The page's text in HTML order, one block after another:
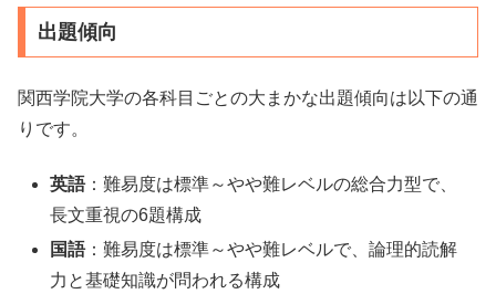
出題傾向
関西学院大学の各科目ごとの大まかな出題傾向は以下の通
りです。
英語：難易度は標準～やや難レベルの総合力型で、
長文重視の6題構成
国語：難易度は標準～やや難レベルで、論理的読解
力と基礎知識が問われる構成